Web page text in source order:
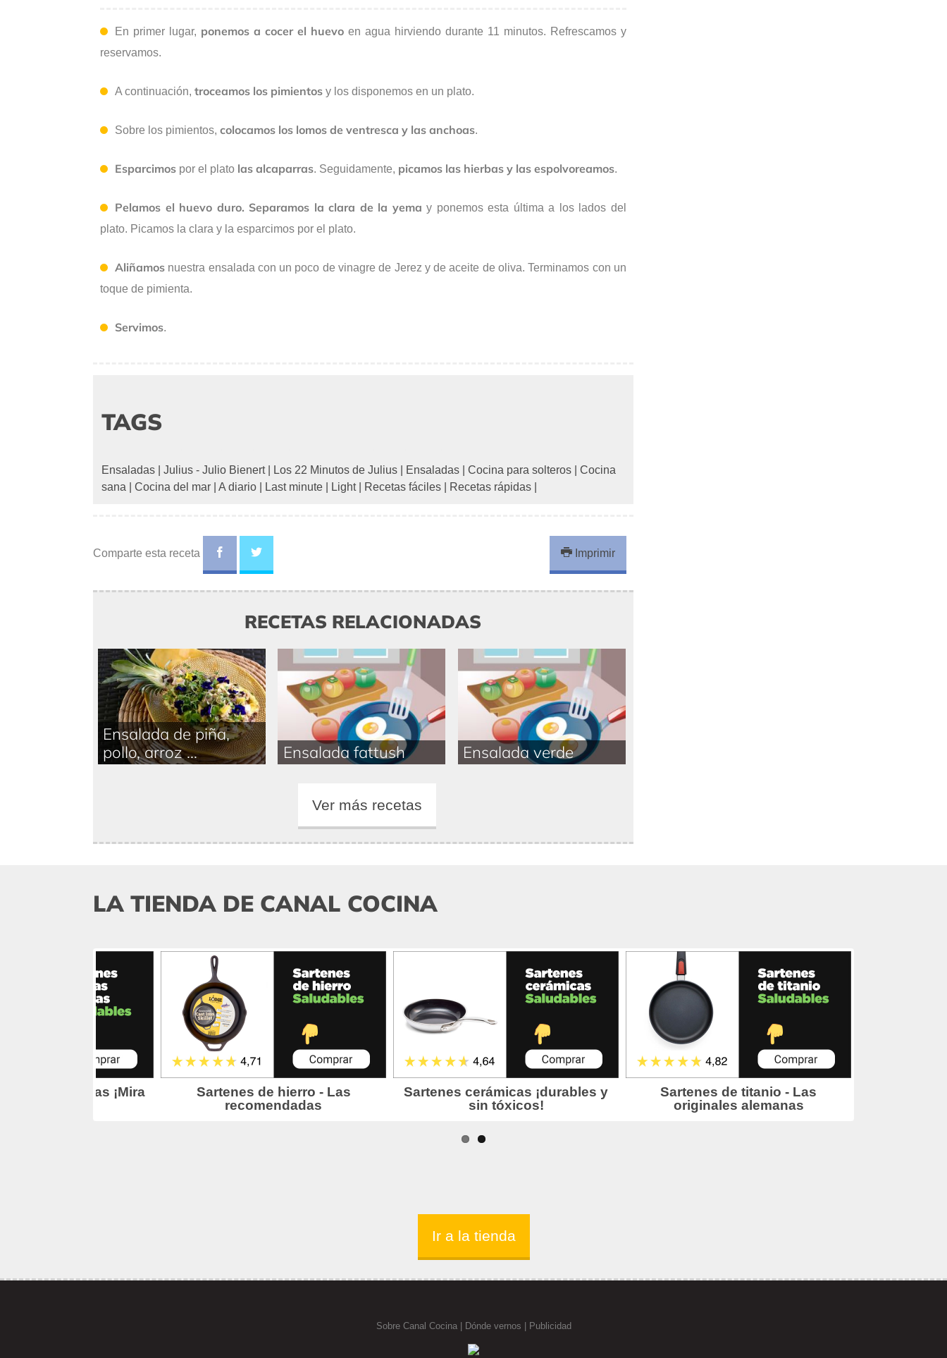
En primer lugar, ponemos a cocer el huevoen agua hirviendo durante 11 minutos. Refrescamos y
reservamos.
A continuación, troceamos los pimientos y los disponemos en un plato.
Sobre los pimientos, colocamos los lomos de ventresca y las anchoas.
Esparcimos por el plato las alcaparras. Seguidamente, picamos las hierbas y las espolvoreamos.
Pelamos el huevo duro. Separamos la clara de la yema y ponemos esta última a los lados del
plato. Picamos la clara y la esparcimos por el plato.
Aliñamos nuestra ensalada con un poco de vinagre de Jerez y de aceite de oliva. Terminamos con un
toque de pimienta.
Servimos.
TAGS
Ensaladas Julius - Julio Bienert| Los 22 Minutos de Julius Ensaladas Cocina para solteros
Cocina
sana
Cocina del mar A diario Last minute Light| Recetas fáciles Recetas rápidas
Comparte esta receta Imprimir
RECETAS RELACIONADAS
Ensalada de piña,
pollo, arroz ...
Ensalada fattush Ensalada verde
Ver más recetas
LA TIENDA DE CANAL COCINA
Ir a la tienda
Sobre Canal Cocina| Dónde vernos | Publicidad